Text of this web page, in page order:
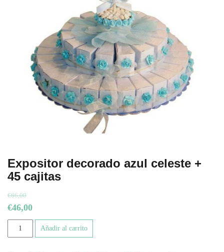
Expositor decorado azul celeste +
45 cajitas
€66,00
El
precio
original
€46,00El
precio
actual
Expositor
Añadir al carrito